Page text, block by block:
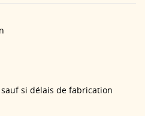
si délais de fabrication